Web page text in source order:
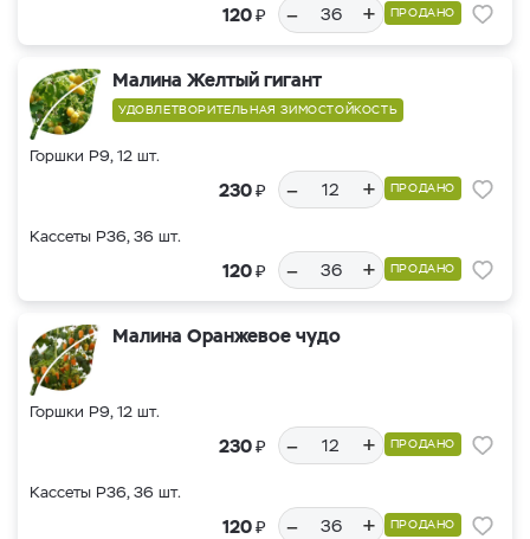
120₽ – + ПРОДАНО
Малина Желтый гигант
УДОВЛЕТВОРИТЕЛЬНАЯ ЗИМОСТОЙКОСТЬ
Горшки Р9, 12 шт.
230₽ – + ПРОДАНО
Кассеты Р36, 36 шт.
120₽ – + ПРОДАНО
Малина Оранжевое чудо
Горшки Р9, 12 шт.
230₽ – + ПРОДАНО
Кассеты Р36, 36 шт.
120₽ – + ПРОДАНО